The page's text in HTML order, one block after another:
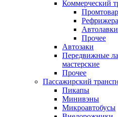
Коммерческий
Автолавки
Прочее
Автозаки
Передвижные
мастерские
Прочее
Пассажирский
Пикапы
Минивэны
Микроавтобусы